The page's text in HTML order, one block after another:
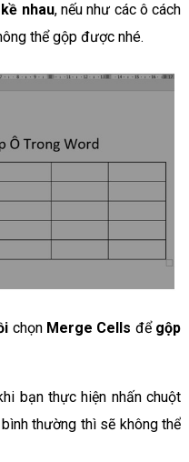
nhau, nếu như các ô cách
thể gộp được nhé.
chọn Merge Cells để gộp
bạn thực hiện nhấn chuột
thường thì sẽ không thể